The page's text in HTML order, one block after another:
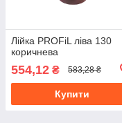
Лійка PROFiL ліва 130
коричнева
554,12 ₴ 583,28 ₴
Купити